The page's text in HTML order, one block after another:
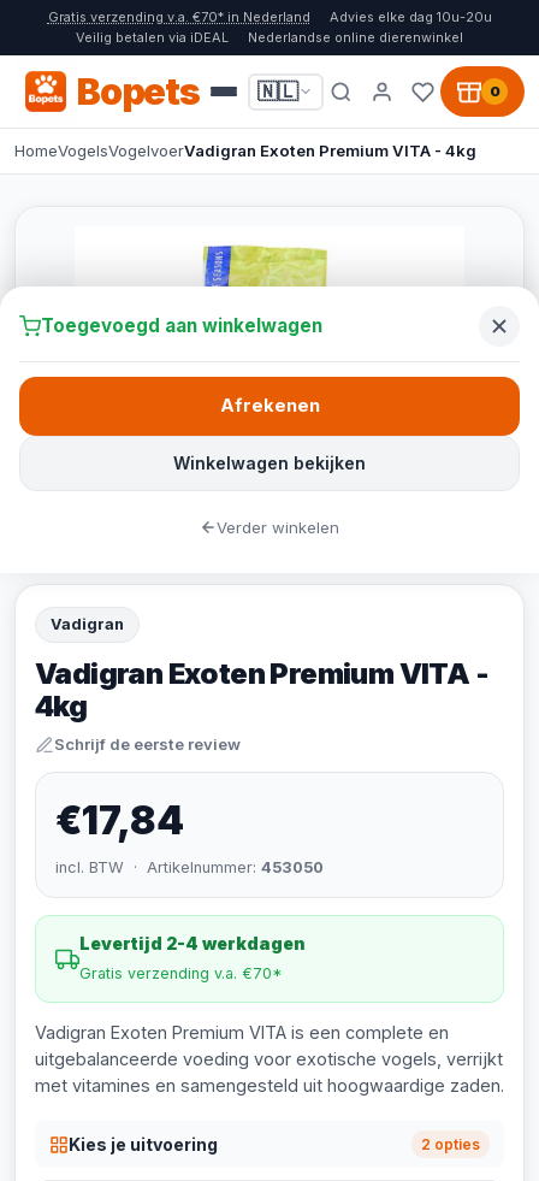
Gratis verzending v.a. €70* in Nederland
Advies elke dag 10u-20u
Veilig betalen via iDEAL
Nederlandse online dierenwinkel
Bopets 🇳🇱 0
HomeVogelsVogelvoerVadigran Exoten Premium VITA - 4kg
Vadigran
Vadigran Exoten Premium VITA -
4kg
Schrijf de eerste review
€17,84
incl. BTW · Artikelnummer: 453050
Levertijd 2-4 werkdagen
Gratis verzending v.a. €70*
Vadigran Exoten Premium VITA is een complete en
uitgebalanceerde voeding voor exotische vogels, verrijkt
met vitamines en samengesteld uit hoogwaardige zaden.
Kies je uitvoering 2 opties
Toegevoegd aan winkelwagen
Winkelwagen bekijken
Afrekenen
Verder winkelen